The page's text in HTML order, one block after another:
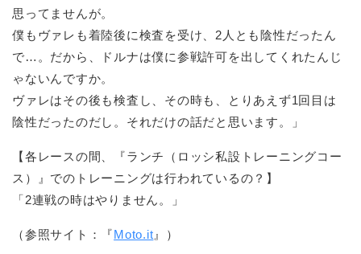
思ってませんが。
僕もヴァレも着陸後に検査を受け、2人とも陰性だったん
で…。だから、ドルナは僕に参戦許可を出してくれたんじ
ゃないんですか。
ヴァレはその後も検査し、その時も、とりあえず1回目は
陰性だったのだし。それだけの話だと思います。」
【各レースの間、『ランチ（ロッシ私設トレーニングコー
ス）』でのトレーニングは行われているの？】
「2連戦の時はやりません。」
（参照サイト：『Moto.it 』）